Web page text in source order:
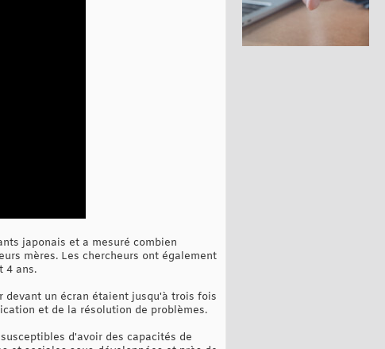
japonais et a mesuré combien
mères. Les chercheurs ont également
4 ans.
devant un écran étaient jusqu'à trois fois
et de la résolution de problèmes.
d'avoir des capacités de